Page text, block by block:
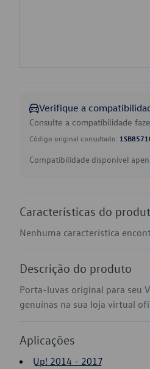
Verifique a
Consulte a compatibilidade
Código original consultado:
Compatibilidade disponível
Características do
Nenhuma característica
Descrição do produto
Porta-luvas original para seu
genuínas na sua loja virtual
Aplicações
Up! 2014 - 2017